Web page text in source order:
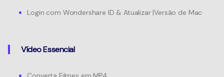
Login com Wondershare ID & Atualizar |Versão de Mac
Vídeo Essencial